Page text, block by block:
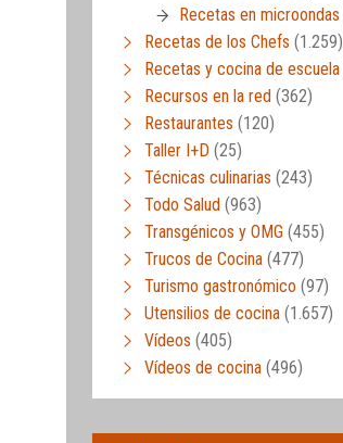
Recetas en microondas
Recetas de los Chefs (1.259)
Recetas y cocina de escuela
Recursos en la red (362)
Restaurantes (120)
Taller I+D (25)
Técnicas culinarias (243)
Todo Salud (963)
Transgénicos y OMG (455)
Trucos de Cocina (477)
Turismo gastronómico (97)
Utensilios de cocina (1.657)
Vídeos (405)
Vídeos de cocina (496)